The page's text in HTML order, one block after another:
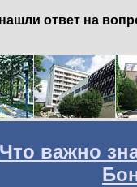
ответ на
Что важно